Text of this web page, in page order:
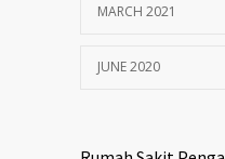
MARCH 2021
JUNE 2020